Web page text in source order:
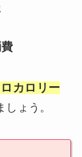
カロリー
ょう。